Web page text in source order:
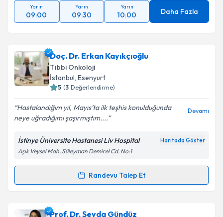
Yarın
09:00
Yarın
09:30
Yarın
10:00 Daha Fazla
Doç. Dr. Erkan Kayıkçıoğlu
Tıbbi Onkoloji
İstanbul, Esenyurt
5 (3 Değerlendirme)
Hastalandığım yıl, Mayıs’ta ilk teşhis konulduğunda
neye uğradığımı şaşırmıştım....
Devamı
İstinye Üniversite Hastanesi Liv Hospital Haritada Göster
Aşık Veysel Mah, Süleyman Demirel Cd. No:1
Randevu Talep Et
Randevu Takvimi Talebi
Doç. Dr. Erkan Kayıkçıoğluiçin randevu takvimi
Prof. Dr. Şeyda Gündüz